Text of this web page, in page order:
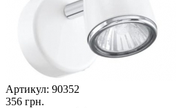
Артикул: 90352
356 грн.